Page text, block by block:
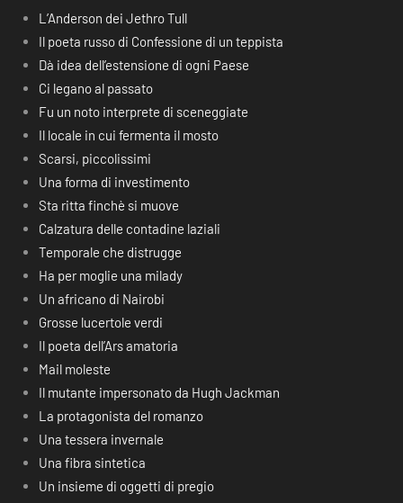
L’Anderson dei Jethro Tull
Il poeta russo di Confessione di un teppista
Dà idea dell’estensione di ogni Paese
Ci legano al passato
Fu un noto interprete di sceneggiate
Il locale in cui fermenta il mosto
Scarsi, piccolissimi
Una forma di investimento
Sta ritta finchè si muove
Calzatura delle contadine laziali
Temporale che distrugge
Ha per moglie una milady
Un africano di Nairobi
Grosse lucertole verdi
Il poeta dell’Ars amatoria
Mail moleste
Il mutante impersonato da Hugh Jackman
La protagonista del romanzo
Una tessera invernale
Una fibra sintetica
Un insieme di oggetti di pregio